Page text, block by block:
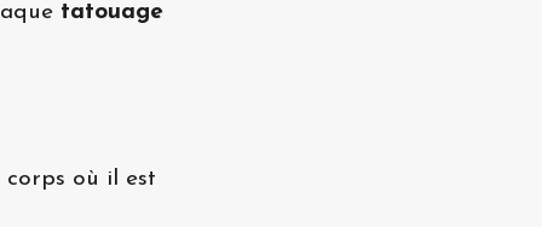
tatouage
où il est